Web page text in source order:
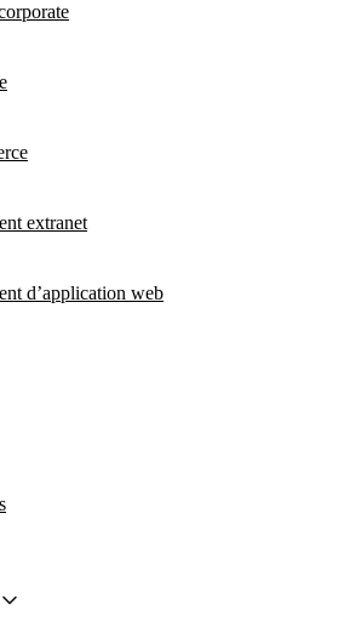
extranet
d’application web